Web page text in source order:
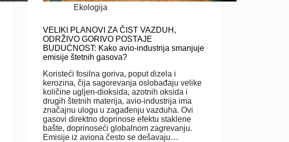
Ekologija
VELIKI PLANOVI ZA ČIST VAZDUH,
ODRŽIVO GORIVO POSTAJE
BUDUĆNOST: Kako avio-industrija smanjuje
emisije štetnih gasova?
Koristeći fosilna goriva, poput dizela i
kerozina, čija sagorevanja oslobađaju velike
količine ugljen-dioksida, azotnih oksida i
drugih štetnih materija, avio-industrija ima
značajnu ulogu u zagađenju vazduha. Ovi
gasovi direktno doprinose efektu staklene
bašte, doprinoseći globalnom zagrevanju.
Emisije iz aviona često se dešavaju…